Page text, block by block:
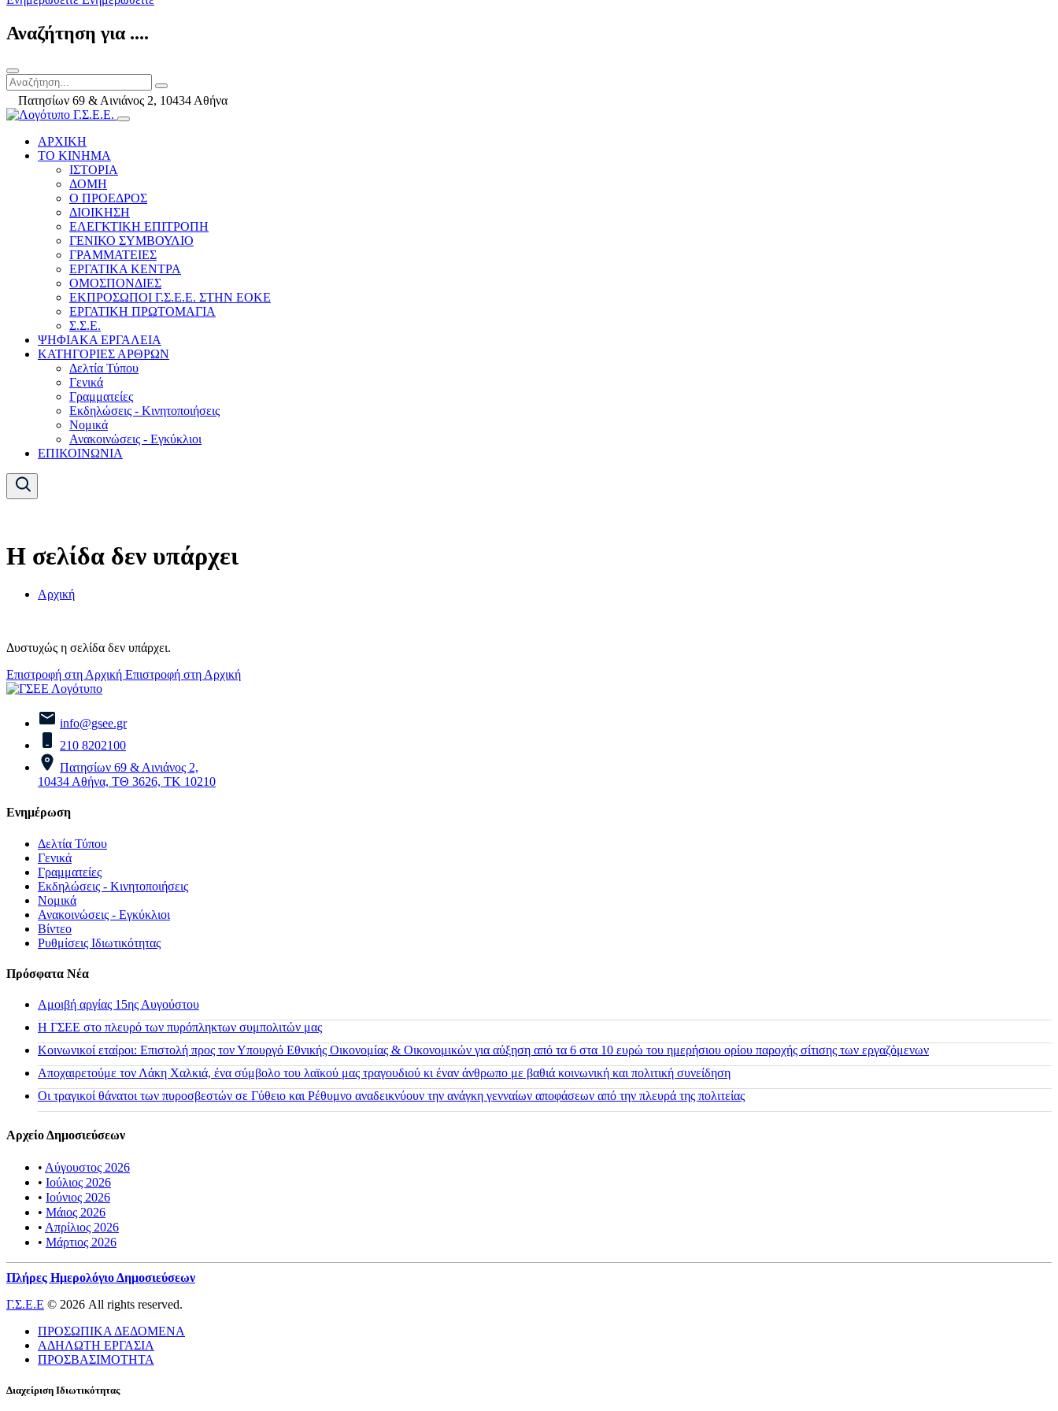
Αναζήτηση για ....
Πατησίων 69 & Αινιάνος 2, 10434 Αθήνα
ΑΡΧΙΚΗ
ΤΟ ΚΙΝΗΜΑ
ΙΣΤΟΡΙΑ
ΔΟΜΗ
Ο ΠΡΟΕΔΡΟΣ
ΔΙΟΙΚΗΣΗ
ΕΛΕΓΚΤΙΚΗ ΕΠΙΤΡΟΠΗ
ΓΕΝΙΚΟ ΣΥΜΒΟΥΛΙΟ
ΓΡΑΜΜΑΤΕΙΕΣ
ΕΡΓΑΤΙΚΑ ΚΕΝΤΡΑ
ΟΜΟΣΠΟΝΔΙΕΣ
ΕΚΠΡΟΣΩΠΟΙ Γ.Σ.Ε.Ε. ΣΤΗΝ ΕΟΚΕ
ΕΡΓΑΤΙΚΗ ΠΡΩΤΟΜΑΓΙΑ
Σ.Σ.Ε.
ΨΗΦΙΑΚΑ ΕΡΓΑΛΕΙΑ
ΚΑΤΗΓΟΡΙΕΣ ΑΡΘΡΩΝ
Δελτία Τύπου
Γενικά
Γραμματείες
Εκδηλώσεις - Κινητοποιήσεις
Νομικά
Ανακοινώσεις - Εγκύκλιοι
ΕΠΙΚΟΙΝΩΝΙΑ
Η σελίδα δεν υπάρχει
Αρχική
Δυστυχώς η σελίδα δεν υπάρχει.
Επιστροφή στη Αρχική Επιστροφή στη Αρχική
info@gsee.gr
210 8202100
Πατησίων 69 & Αινιάνος 2,
10434 Αθήνα, ΤΘ 3626, ΤΚ 10210
Ενημέρωση
Δελτία Τύπου
Γενικά
Γραμματείες
Εκδηλώσεις - Κινητοποιήσεις
Νομικά
Ανακοινώσεις - Εγκύκλιοι
Βίντεο
Ρυθμίσεις Ιδιωτικότητας
Πρόσφατα Νέα
Αμοιβή αργίας 15ης Αυγούστου
H ΓΣΕΕ στο πλευρό των πυρόπληκτων συμπολιτών μας
Κοινωνικοί εταίροι: Επιστολή προς τον Υπουργό Εθνικής Οικονομίας & Οικονομικών για αύξηση από τα 6 στα 10 ευρώ του ημερήσιου ορίου παροχής σίτισης των εργαζόμενων
Αποχαιρετούμε τον Λάκη Χαλκιά, ένα σύμβολο του λαϊκού μας τραγουδιού κι έναν άνθρωπο με βαθιά κοινωνική και πολιτική συνείδηση
Οι τραγικοί θάνατοι των πυροσβεστών σε Γύθειο και Ρέθυμνο αναδεικνύουν την ανάγκη γενναίων αποφάσεων από την πλευρά της πολιτείας
Αρχείο Δημοσιεύσεων
• Αύγουστος 2026
• Ιούλιος 2026
• Ιούνιος 2026
• Μάιος 2026
• Απρίλιος 2026
• Μάρτιος 2026
Πλήρες Ημερολόγιο Δημοσιεύσεων
Γ.Σ.Ε.Ε © 2026 All rights reserved.
ΠΡΟΣΩΠΙΚΑ ΔΕΔΟΜΕΝΑ
ΑΔΗΛΩΤΗ ΕΡΓΑΣΙΑ
ΠΡΟΣΒΑΣΙΜΟΤΗΤΑ
Διαχείριση Ιδιωτικότητας